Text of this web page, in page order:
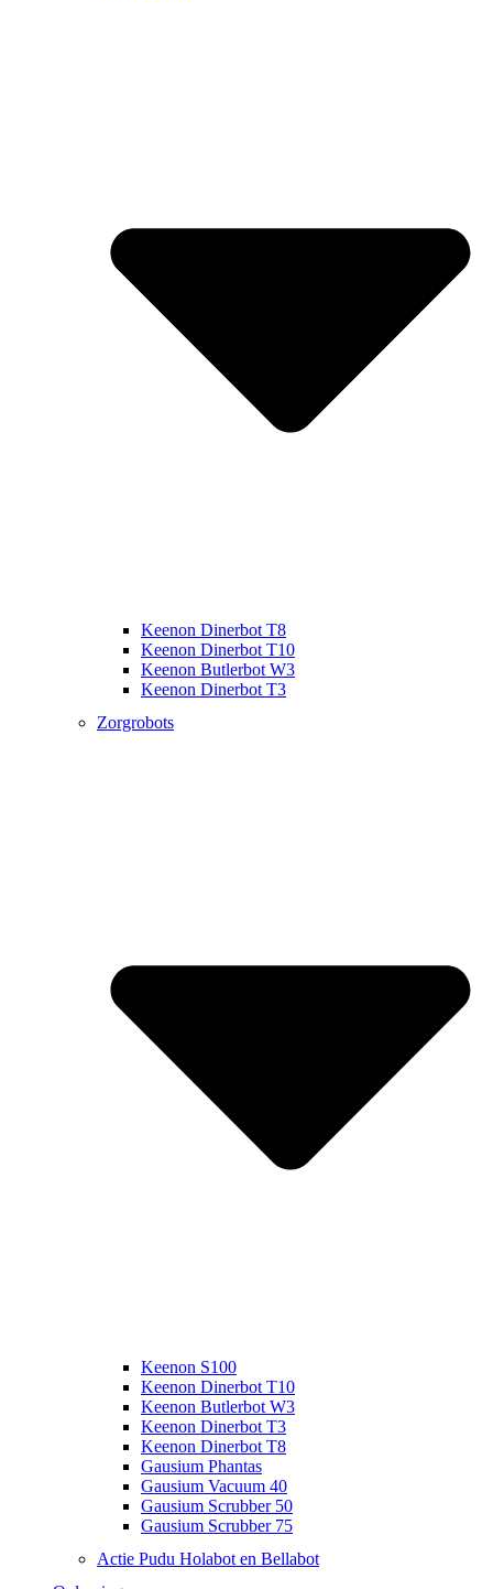
Keenon Dinerbot T8
Keenon Dinerbot T10
Keenon Butlerbot W3
Keenon Dinerbot T3
Zorgrobots
Keenon S100
Keenon Dinerbot T10
Keenon Butlerbot W3
Keenon Dinerbot T3
Keenon Dinerbot T8
Gausium Phantas
Gausium Vacuum 40
Gausium Scrubber 50
Gausium Scrubber 75
Actie Pudu Holabot en Bellabot